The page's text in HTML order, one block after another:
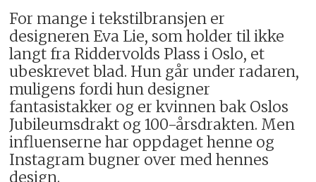
For mange i tekstilbransjen er
designeren Eva Lie, som holder til ikke
langt fra Riddervolds Plass i Oslo, et
ubeskrevet blad. Hun går under radaren,
muligens fordi hun designer
fantasistakker og er kvinnen bak Oslos
Jubileumsdrakt og 100-årsdrakten. Men
influenserne har oppdaget henne og
Instagram bugner over med hennes
design.